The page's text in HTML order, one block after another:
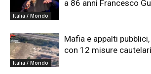
Italia / Mondo
a 86 anni Francesco
Italia / Mondo
Mafia e appalti
con 12 misure cautelari